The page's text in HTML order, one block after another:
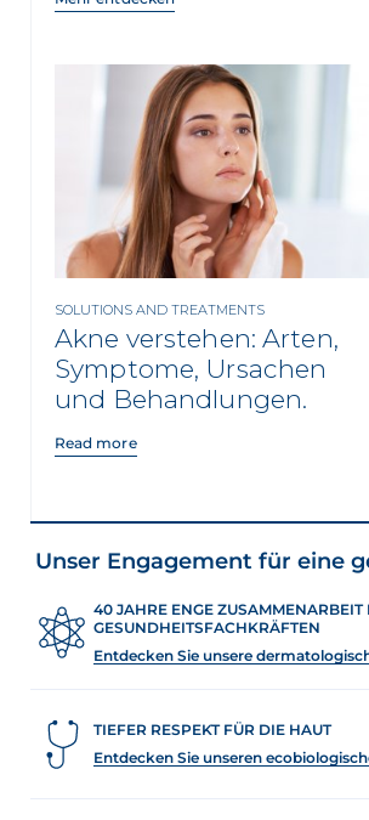
SOLUTIONS AND TREATMENTS
Akne verstehen: Arten,
Symptome, Ursachen
und Behandlungen.
Read more
Unser Engagement für eine
40 JAHRE ENGE ZUSAMMENARBEIT
GESUNDHEITSFACHKRÄFTEN
Entdecken Sie unsere
TIEFER RESPEKT FÜR DIE HAUT
Entdecken Sie unseren